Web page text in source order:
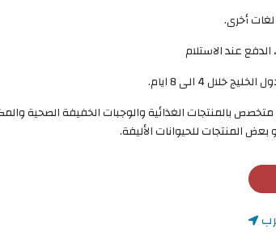
لغات أخرى.
الدفع عند الاستلام
4 الى 8 ايام.
بالمنتجات الغذائية والوجبات الخفيفة الصحية
المنتجات للحيوانات الأليفة.